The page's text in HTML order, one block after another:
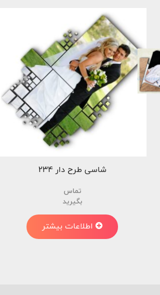
شاسی طرح دار 234
تماس
بگیرید
اطلاعات بیشتر